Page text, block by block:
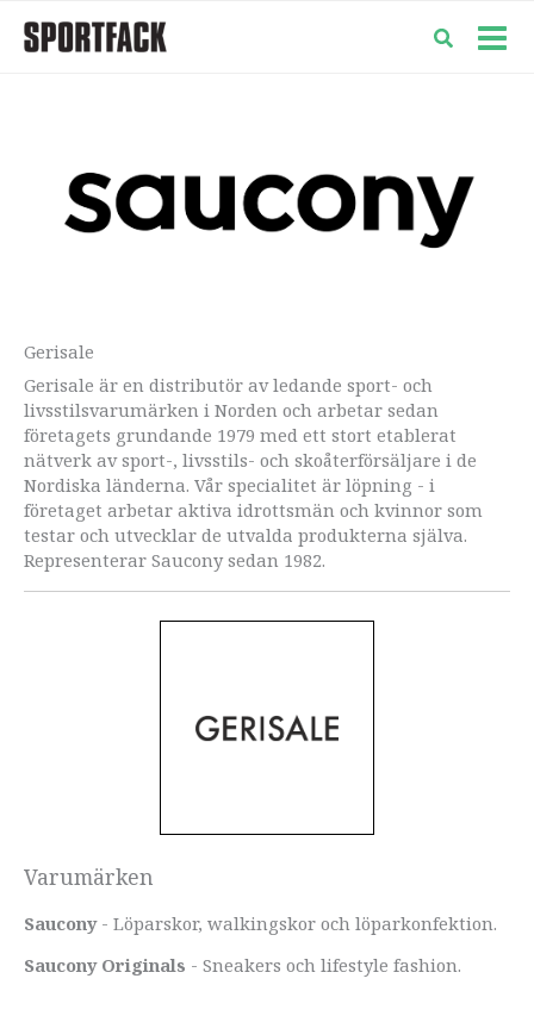
Gerisale
Gerisale är en distributör av ledande sport- och
livsstilsvarumärken i Norden och arbetar sedan
företagets grundande 1979 med ett stort etablerat
nätverk av sport-, livsstils- och skoåterförsäljare i de
Nordiska länderna. Vår specialitet är löpning - i
företaget arbetar aktiva idrottsmän och kvinnor som
testar och utvecklar de utvalda produkterna själva.
Representerar Saucony sedan 1982.
Varumärken
Saucony- Löparskor, walkingskor och löparkonfektion.
Saucony Originals - Sneakers och lifestyle fashion.